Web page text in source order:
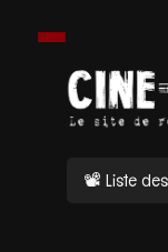
📽 Liste des